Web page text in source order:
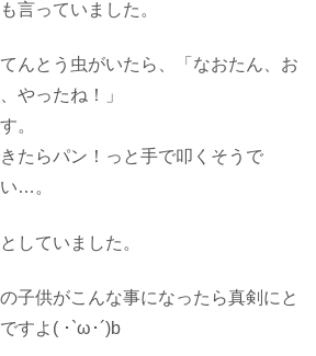
言っていました。
んとう虫がいたら、「なおたん、お
やったね！」
。
たらパン！っと手で叩くそうで
…。
していました。
子供がこんな事になったら真剣にと
すよ( ･`ω･´)b